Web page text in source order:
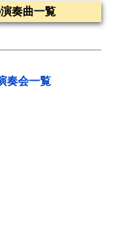
奏曲一覧
奏会一覧